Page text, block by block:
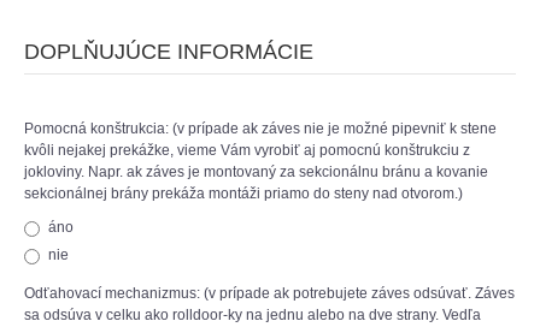
DOPLŇUJÚCE INFORMÁCIE
Pomocná konštrukcia: (v prípade ak záves nie je možné pipevniť k stene
kvôli nejakej prekážke, vieme Vám vyrobiť aj pomocnú konštrukciu z
jokloviny. Napr. ak záves je montovaný za sekcionálnu bránu a kovanie
sekcionálnej brány prekáža montáži priamo do steny nad otvorom.)
áno
nie
Odťahovací mechanizmus: (v prípade ak potrebujete záves odsúvať. Záves
sa odsúva v celku ako rolldoor-ky na jednu alebo na dve strany. Vedľa